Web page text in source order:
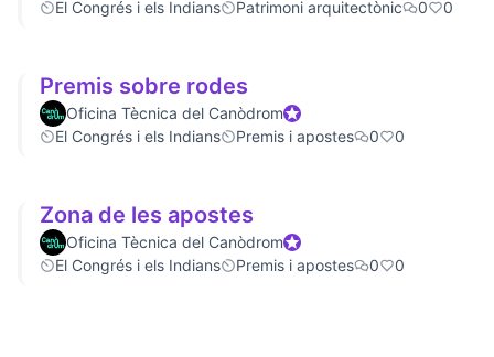
El Congrés i els Indians
Patrimoni arquitectònic 0 0
Premis sobre rodes
Oficina Tècnica del CanòdromOfficial participant
El Congrés i els Indians
Premis i apostes 0 0
Zona de les apostes
Oficina Tècnica del CanòdromOfficial participant
El Congrés i els Indians
Premis i apostes 0 0